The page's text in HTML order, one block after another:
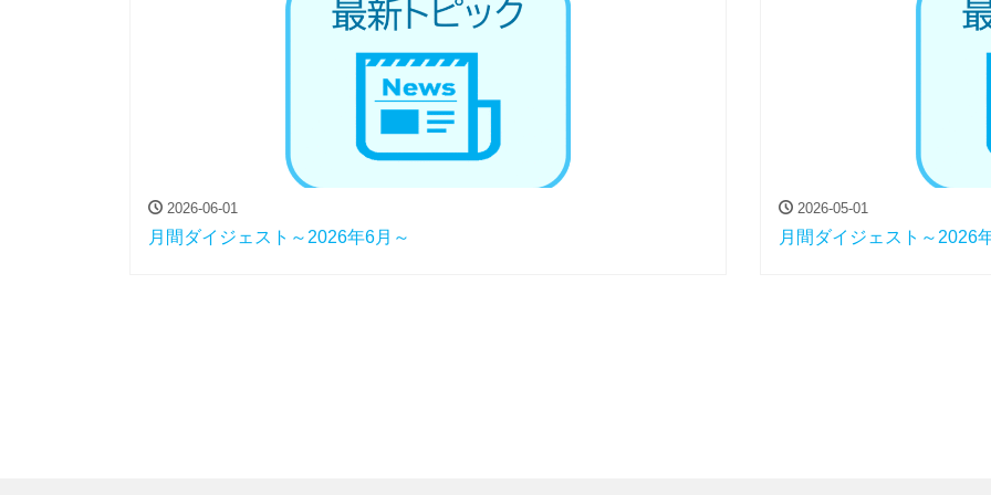
2026-06-01
月間ダイジェスト～2026年6月～
2026-05-01
月間ダイジェスト～2026